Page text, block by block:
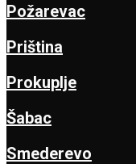
Požarevac
Priština
Prokuplje
Šabac
Smederevo